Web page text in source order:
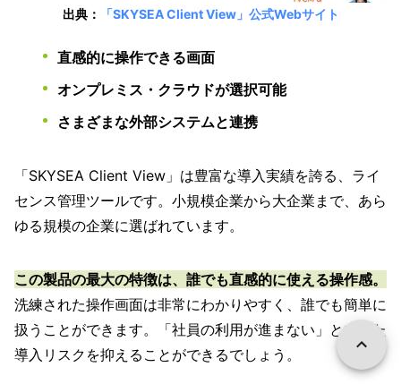
出典： 「SKYSEA Client View」公式Webサイト
直感的に操作できる画面
オンプレミス・クラウドが選択可能
さまざまな外部システムと連携
「SKYSEA Client View」は豊富な導入実績を誇る、ライ
センス管理ツールです。小規模企業から大企業まで、あら
ゆる規模の企業に選ばれています。
この製品の最大の特徴は、誰でも直感的に使える操作感。
洗練された操作画面は非常にわかりやすく、誰でも簡単に
扱うことができます。「社員の利用が進まない」といった
導入リスクを抑えることができるでしょう。